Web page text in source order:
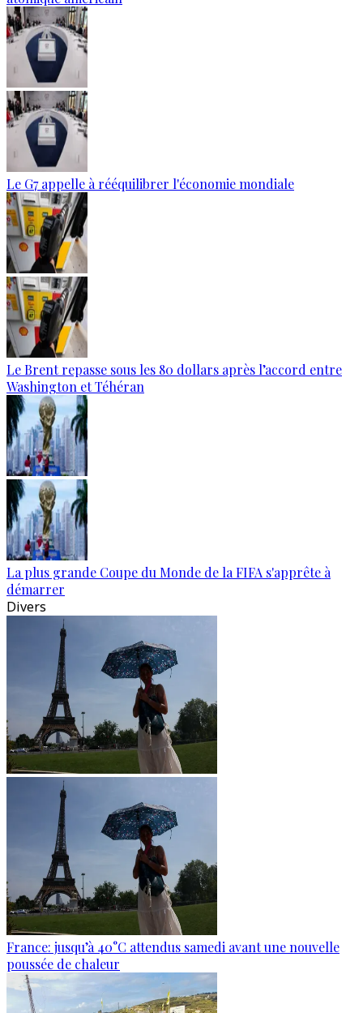
Le G7 appelle à rééquilibrer l'économie mondiale
Le Brent repasse sous les 80 dollars après l’accord entre
Washington et Téhéran
La plus grande Coupe du Monde de la FIFA s'apprête à
démarrer
Divers
France: jusqu’à 40°C attendus samedi avant une nouvelle
poussée de chaleur